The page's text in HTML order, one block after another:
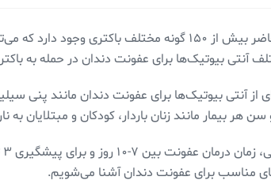
در حال حاضر بیش از ۱۵۰ گونه مختلف
آنتی بیوتیک‌ها برای عفونت دندان در حمله به
از آنتی بیوتیک‌ها برای عفونت دندان مانند پنی
هر بیمار مانند زنان باردار، کودکان و
مناسب برای عفونت دندان آشنا می‌شویم.